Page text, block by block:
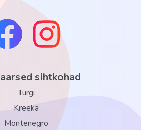
sihtkohad
Türgi
Kreeka
Montenegro